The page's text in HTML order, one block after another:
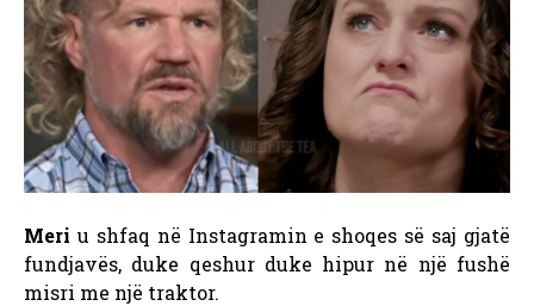
Meri u shfaq në Instagramin e shoqes së saj gjatë
fundjavës, duke qeshur duke hipur në një fushë
misri me një traktor.